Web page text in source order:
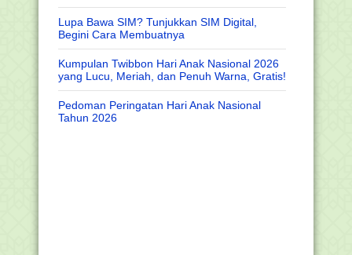
Lupa Bawa SIM? Tunjukkan SIM Digital,
Begini Cara Membuatnya
Kumpulan Twibbon Hari Anak Nasional 2026
yang Lucu, Meriah, dan Penuh Warna, Gratis!
Pedoman Peringatan Hari Anak Nasional
Tahun 2026